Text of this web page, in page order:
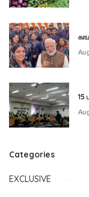
15
Categories
EXCLUSIVE